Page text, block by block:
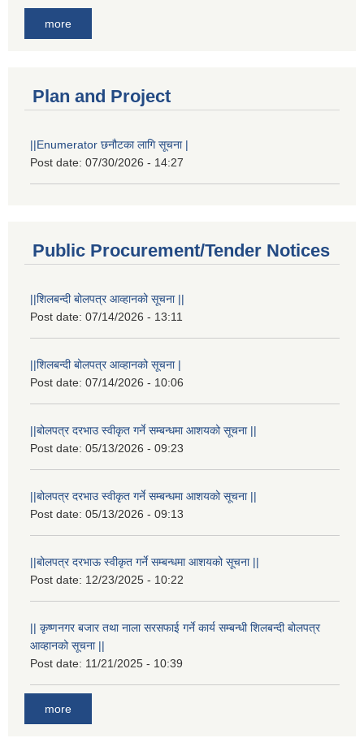
more
Plan and Project
||Enumerator छनौटका लागि सूचना |
Post date: 07/30/2026 - 14:27
Public Procurement/Tender Notices
||शिलबन्दी बोलपत्र आव्हानको सूचना ||
Post date: 07/14/2026 - 13:11
||शिलबन्दी बोलपत्र आव्हानको सूचना |
Post date: 07/14/2026 - 10:06
||बोलपत्र दरभाउ स्वीकृत गर्ने सम्बन्धमा आशयको सूचना ||
Post date: 05/13/2026 - 09:23
||बोलपत्र दरभाउ स्वीकृत गर्ने सम्बन्धमा आशयको सूचना ||
Post date: 05/13/2026 - 09:13
||बोलपत्र दरभाऊ स्वीकृत गर्ने सम्बन्धमा आशयको सूचना ||
Post date: 12/23/2025 - 10:22
|| कृष्णनगर बजार तथा नाला सरसफाई गर्ने कार्य सम्बन्धी शिलबन्दी बोलपत्र
आव्हानको सूचना ||
Post date: 11/21/2025 - 10:39
more